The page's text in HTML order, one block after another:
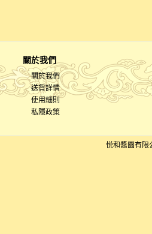
關於我們
關於我們
送貨詳情
使用細則
私隱政策
悦和醬園有限